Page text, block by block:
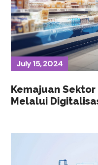
July 15, 2024
Kemajuan Sektor
Melalui